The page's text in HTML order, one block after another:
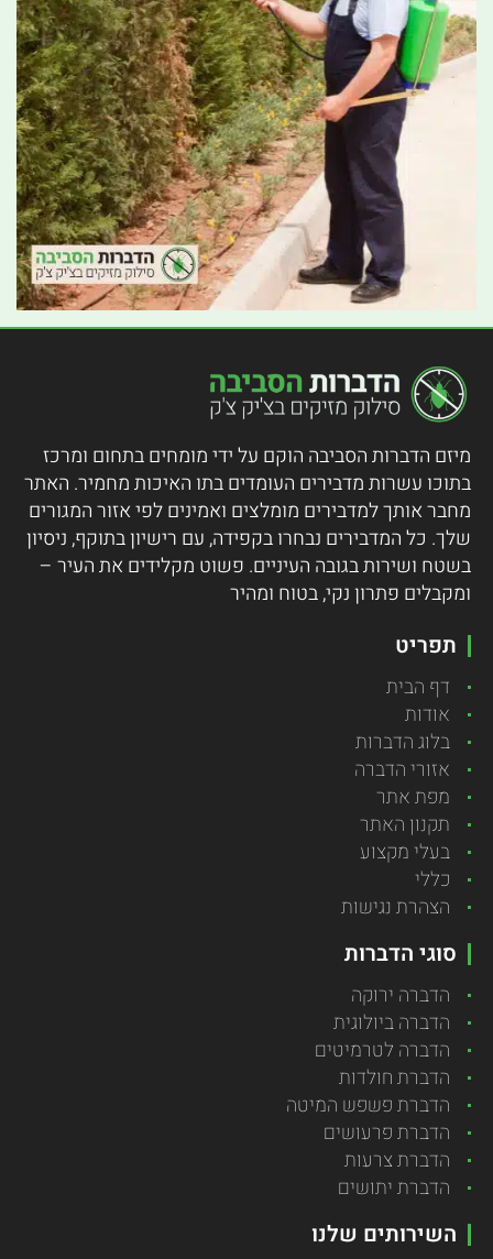
מיזם הדברות הסביבה הוקם על ידי מומחים בתחום ומרכז
בתוכו עשרות מדבירים העומדים בתו האיכות מחמיר. האתר
מחבר אותך למדבירים מומלצים ואמינים לפי אזור המגורים
שלך. כל המדבירים נבחרו בקפידה, עם רישיון בתוקף, ניסיון
בשטח ושירות בגובה העיניים. פשוט מקלידים את העיר –
ומקבלים פתרון נקי, בטוח ומהיר
תפריט
דף הבית
אודות
בלוג הדברות
אזורי הדברה
מפת אתר
תקנון האתר
בעלי מקצוע
כללי
הצהרת נגישות
סוגי הדברות
הדברה ירוקה
הדברה ביולוגית
הדברה לטרמיטים
הדברת חולדות
הדברת פשפש המיטה
הדברת פרעושים
הדברת צרעות
הדברת יתושים
השירותים שלנו